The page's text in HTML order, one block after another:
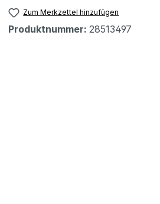
Zum Merkzettel hinzufügen
Produktnummer: 28513497